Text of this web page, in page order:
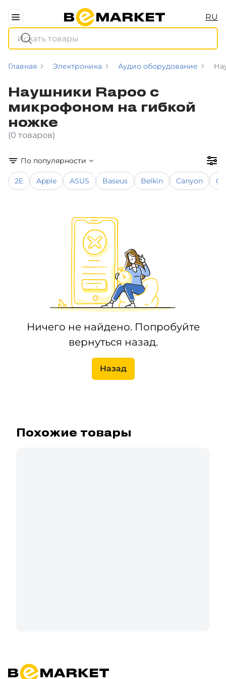
RU
Главная Электроника Аудио оборудование
Наушники Rapoo с
микрофоном на гибкой
ножке
(0 товаров)
По популярности
2E Apple ASUS Baseus Belkin Canyon
Ничего не найдено. Попробуйте
вернуться назад.
Назад
Похожие товары